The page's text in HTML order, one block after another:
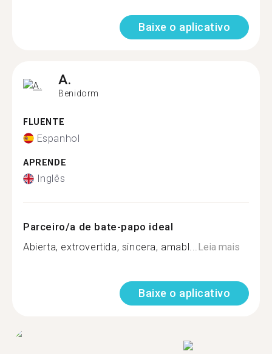
Baixe o aplicativo
A.
Benidorm
FLUENTE
Espanhol
APRENDE
Inglês
Parceiro/a de bate-papo ideal
Abierta, extrovertida, sincera, amabl...Leia mais
Baixe o aplicativo